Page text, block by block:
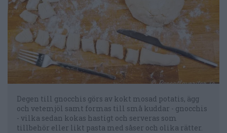
Degen till gnocchis görs av kokt mosad potatis, ägg
och vetemjöl samt formas till små kuddar - gnocchis
- vilka sedan kokas hastigt och serveras som
tillbehör eller likt pasta med såser och olika rätter.